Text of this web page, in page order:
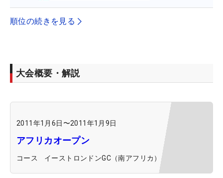
順位の続きを見る
大会概要・解説
2011年1月6日 〜2011年1月9日
アフリカオープン
コース イーストロンドンGC（南アフリカ）